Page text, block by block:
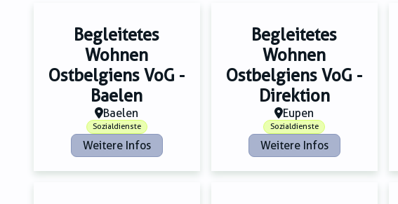
Begleitetes
Wohnen
Ostbelgiens VoG -
Baelen
Baelen
Sozialdienste
Weitere Infos
Begleitetes
Wohnen
Ostbelgiens VoG -
Direktion
Eupen
Sozialdienste
Weitere Infos